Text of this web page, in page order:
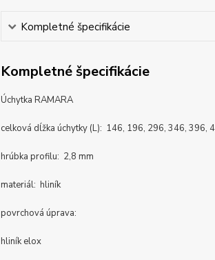
Kompletné špecifikácie
Kompletné špecifikácie
Úchytka RAMARA
celková dĺžka úchytky (L): 146, 196, 296, 346, 396,
hrúbka profilu: 2,8 mm
materiál: hliník
povrchová úprava:
hliník elox